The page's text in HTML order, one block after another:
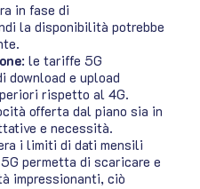
in fase di
la disponibilità potrebbe
: le tariffe 5G
download e upload
rispetto al 4G.
offerta dal piano sia in
e necessità.
i limiti di dati mensili
permetta di scaricare e
impressionanti, ciò